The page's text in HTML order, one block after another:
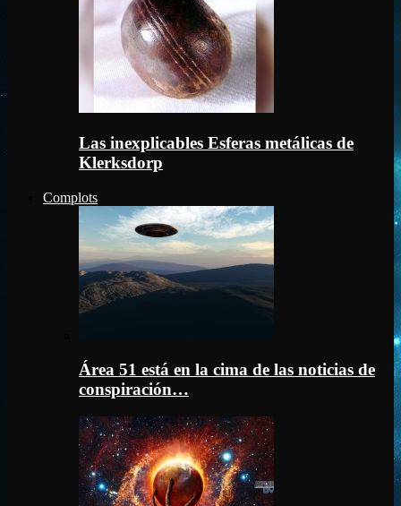
Las inexplicables Esferas metálicas de
Klerksdorp
Complots
Área 51 está en la cima de las noticias de
conspiración…